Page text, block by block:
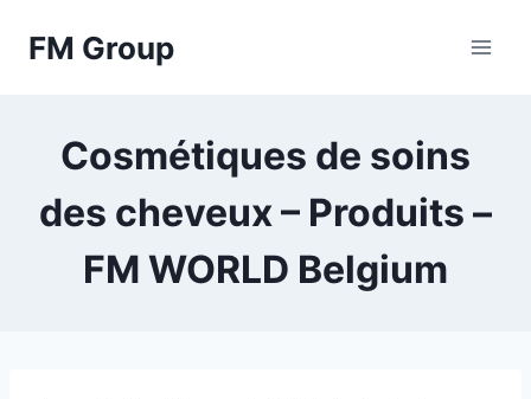
FM Group
Cosmétiques de soins
des cheveux – Produits –
FM WORLD Belgium